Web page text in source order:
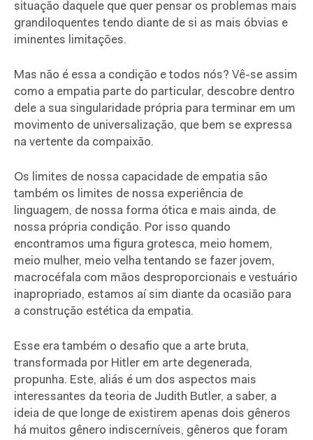
situação daquele que quer pensar os problemas mais
grandiloquentes tendo diante de si as mais óbvias e
iminentes limitações.
Mas não é essa a condição e todos nós? Vê-se assim
como a empatia parte do particular, descobre dentro
dele a sua singularidade própria para terminar em um
movimento de universalização, que bem se expressa
na vertente da compaixão.
Os limites de nossa capacidade de empatia são
também os limites de nossa experiência de
linguagem, de nossa forma ótica e mais ainda, de
nossa própria condição. Por isso quando
encontramos uma figura grotesca, meio homem,
meio mulher, meio velha tentando se fazer jovem,
macrocéfala com mãos desproporcionais e vestuário
inapropriado, estamos aí sim diante da ocasião para
a construção estética da empatia.
Esse era também o desafio que a arte bruta,
transformada por Hitler em arte degenerada,
propunha. Este, aliás é um dos aspectos mais
interessantes da teoria de Judith Butler, a saber, a
ideia de que longe de existirem apenas dois gêneros
há muitos gênero indiscerníveis, gêneros que foram